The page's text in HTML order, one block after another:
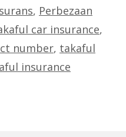
, Perbezaan
car insurance,
number, takaful
insurance